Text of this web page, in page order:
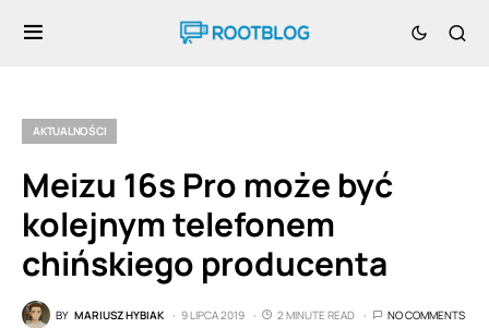
AKTUALNOŚCI
Meizu 16s Pro może być
kolejnym telefonem
chińskiego producenta
BY MARIUSZ HYBIAK 9 LIPCA 2019 2 MINUTE READ NO COMMENTS